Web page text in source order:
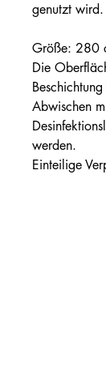
genutzt wird.
Größe: 280
Die
Abwischen
werden.
Einteilige